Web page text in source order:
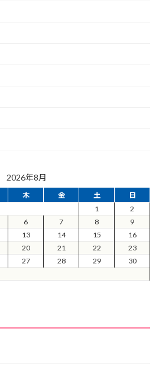
2026年8月
木 金 土
日
1
2
6 7 8
9
13 14 15
16
20 21 22
23
27 28 29
30